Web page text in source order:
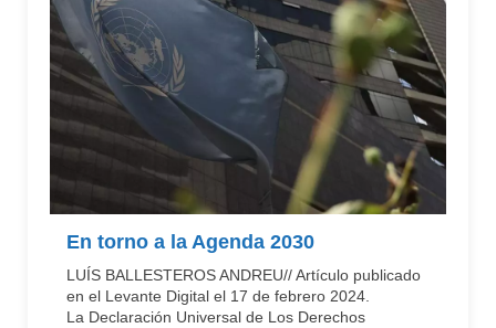
En torno a la Agenda 2030
LUÍS BALLESTEROS ANDREU// Artículo publicado
en el Levante Digital el 17 de febrero 2024.
La Declaración Universal de Los Derechos